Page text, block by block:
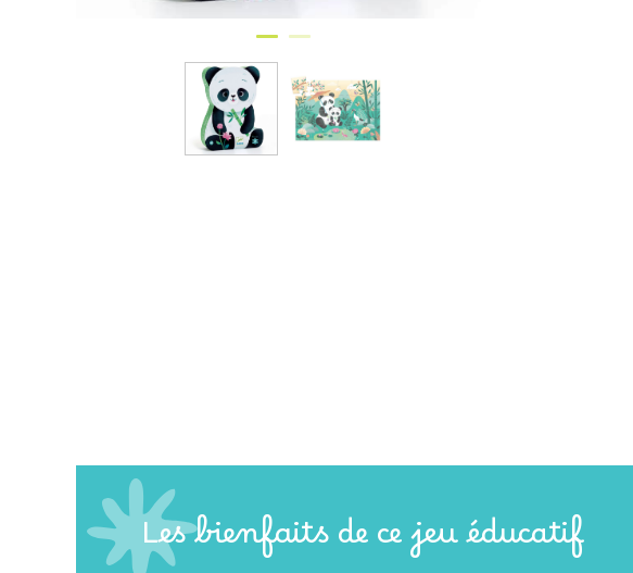
Les bienfaits de ce jeu éducatif